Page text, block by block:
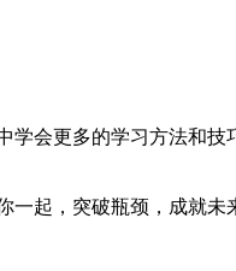
更多的学习方法和技
一起，突破瓶颈，成就未